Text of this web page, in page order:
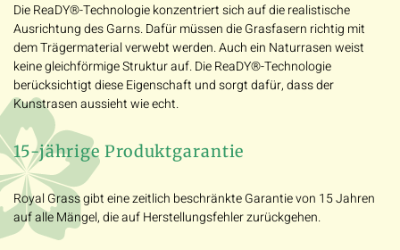
Die ReaDY®-Technologie konzentriert sich auf die realistische
Ausrichtung des Garns. Dafür müssen die Grasfasern richtig mit
dem Trägermaterial verwebt werden. Auch ein Naturrasen weist
keine gleichförmige Struktur auf. Die ReaDY®-Technologie
berücksichtigt diese Eigenschaft und sorgt dafür, dass der
Kunstrasen aussieht wie echt.
15-jährige Produktgarantie
Royal Grass gibt eine zeitlich beschränkte Garantie von 15 Jahren
auf alle Mängel, die auf Herstellungsfehler zurückgehen.